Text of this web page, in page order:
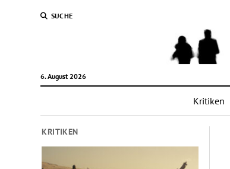
SUCHE
6. August 2026
Kritiken
KRITIKEN